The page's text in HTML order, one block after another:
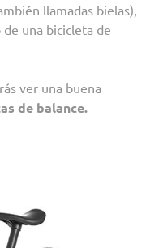
llamadas bielas),
una bicicleta de
ver una buena
de balance.